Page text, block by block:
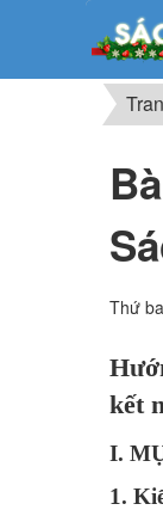
Thứ
kết
I.
1.